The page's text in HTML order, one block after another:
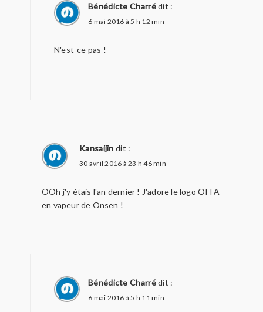
Bénédicte Charrédit :
6 mai 2016 à 5 h 12 min
N'est-ce pas !
Kansaijin dit :
30 avril 2016 à 23 h 46 min
OOh j'y étais l'an dernier ! J'adore le logo OITA
en vapeur de Onsen !
Bénédicte Charrédit :
6 mai 2016 à 5 h 11 min